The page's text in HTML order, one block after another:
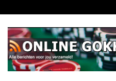
naar
inhoud